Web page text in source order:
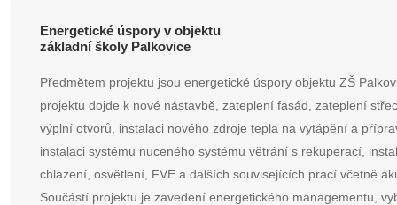
Energetické úspory v objektu
základní školy Palkovice
Předmětem projektu jsou energetické úspory objektu ZŠ
projektu dojde k nové nástavbě, zateplení fasád, zateplení
výplní otvorů, instalaci nového zdroje tepla na vytápění a
instalaci systému nuceného systému větrání s rekuperací,
chlazení, osvětlení, FVE a dalších souvisejících prací včetně
Součástí projektu je zavedení energetického managementu,